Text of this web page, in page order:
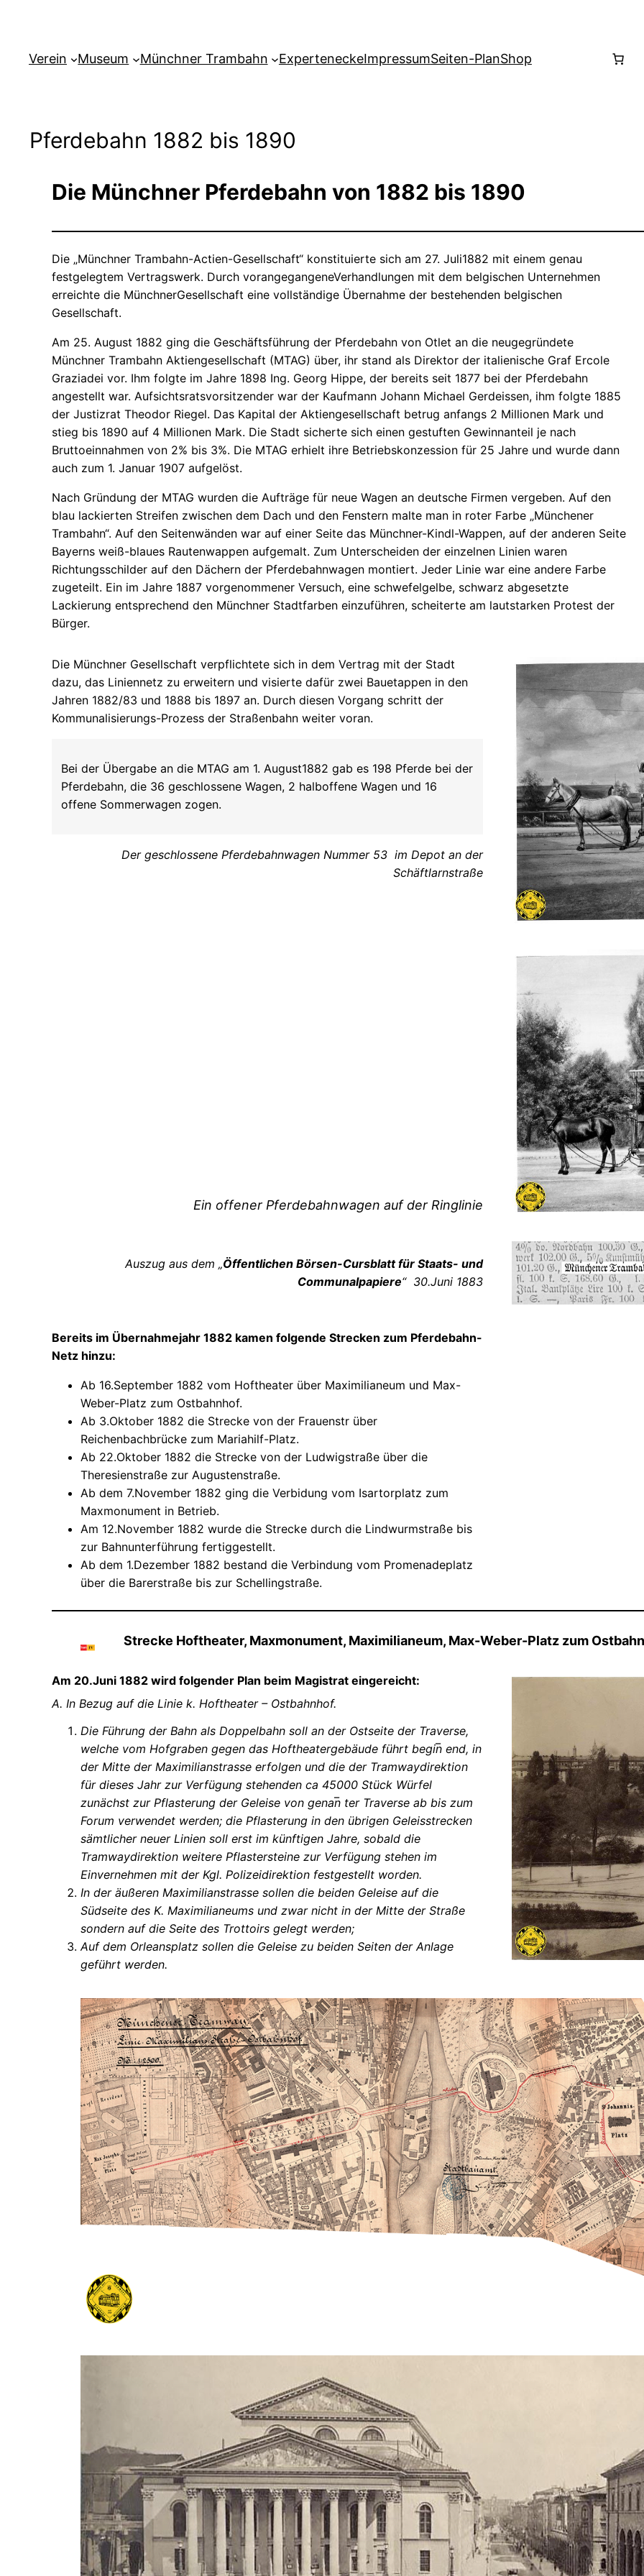
Verein Museum Münchner Trambahn ExperteneckeImpressumSeiten-PlanShop
Pferdebahn 1882 bis 1890
Die Münchner Pferdebahn von 1882 bis 1890
Die „Münchner Trambahn-Actien-Gesellschaft“ konstituierte sich am 27. Juli1882 mit einem genau
festgelegtem Vertragswerk. Durch vorangegangeneVerhandlungen mit dem belgischen Unternehmen
erreichte die MünchnerGesellschaft eine vollständige Übernahme der bestehenden belgischen
Gesellschaft.
Am 25. August 1882 ging die Geschäftsführung der Pferdebahn von Otlet an die neugegründete
Münchner Trambahn Aktiengesellschaft (MTAG) über, ihr stand als Direktor der italienische Graf Ercole
Graziadei vor. Ihm folgte im Jahre 1898 Ing. Georg Hippe, der bereits seit 1877 bei der Pferdebahn
angestellt war. Aufsichtsratsvorsitzender war der Kaufmann Johann Michael Gerdeissen, ihm folgte 1885
der Justizrat Theodor Riegel. Das Kapital der Aktiengesellschaft betrug anfangs 2 Millionen Mark und
stieg bis 1890 auf 4 Millionen Mark. Die Stadt sicherte sich einen gestuften Gewinnanteil je nach
Bruttoeinnahmen von 2% bis 3%. Die MTAG erhielt ihre Betriebskonzession für 25 Jahre und wurde dann
auch zum 1. Januar 1907 aufgelöst.
Nach Gründung der MTAG wurden die Aufträge für neue Wagen an deutsche Firmen vergeben. Auf den
blau lackierten Streifen zwischen dem Dach und den Fenstern malte man in roter Farbe „Münchener
Trambahn“. Auf den Seitenwänden war auf einer Seite das Münchner-Kindl-Wappen, auf der anderen Seite
Bayerns weiß-blaues Rautenwappen aufgemalt. Zum Unterscheiden der einzelnen Linien waren
Richtungsschilder auf den Dächern der Pferdebahnwagen montiert. Jeder Linie war eine andere Farbe
zugeteilt. Ein im Jahre 1887 vorgenommener Versuch, eine schwefelgelbe, schwarz abgesetzte
Lackierung entsprechend den Münchner Stadtfarben einzuführen, scheiterte am lautstarken Protest der
Bürger.
Die Münchner Gesellschaft verpflichtete sich in dem Vertrag mit der Stadt
dazu, das Liniennetz zu erweitern und visierte dafür zwei Bauetappen in den
Jahren 1882/83 und 1888 bis 1897 an. Durch diesen Vorgang schritt der
Kommunalisierungs-Prozess der Straßenbahn weiter voran.
Bei der Übergabe an die MTAG am 1. August1882 gab es 198 Pferde bei der
Pferdebahn, die 36 geschlossene Wagen, 2 halboffene Wagen und 16
offene Sommerwagen zogen.
Der geschlossene Pferdebahnwagen Nummer 53 im Depot an der
Schäftlarnstraße
Ein offener Pferdebahnwagen auf der Ringlinie
Auszug aus dem „Öffentlichen Börsen-Cursblatt für Staats- und
Communalpapiere“ 30.Juni 1883
Bereits im Übernahmejahr 1882 kamen folgende Strecken zum Pferdebahn-
Netz hinzu:
Ab 16.September 1882 vom Hoftheater über Maximilianeum und Max-
Weber-Platz zum Ostbahnhof.
​Ab 3.Oktober 1882 die Strecke von der Frauenstr über
Reichenbachbrücke zum Mariahilf-Platz.
Ab 22.Oktober 1882 die Strecke von der Ludwigstraße über die
Theresienstraße zur Augustenstraße.
Ab dem 7.November 1882 ging die Verbidung vom Isartorplatz zum
Maxmonument in Betrieb.
Am 12.November 1882 wurde die Strecke durch die Lindwurmstraße bis
zur Bahnunterführung fertiggestellt.
Ab dem 1.Dezember 1882 bestand die Verbindung vom Promenadeplatz
über die Barerstraße bis zur Schellingstraße.
Strecke Hoftheater, Maxmonument, Maximilianeum, Max-Weber-Platz zum
Am 20.Juni 1882 wird folgender Plan beim Magistrat eingereicht:
A. In Bezug auf die Linie k. Hoftheater – Ostbahnhof.
Die Führung der Bahn als Doppelbahn soll an der Ostseite der Traverse,
welche vom Hofgraben gegen das Hoftheatergebäude führt begin̅ end, in
der Mitte der Maximilianstrasse erfolgen und die der Tramwaydirektion
für dieses Jahr zur Verfügung stehenden ca 45000 Stück Würfel
zunächst zur Pflasterung der Geleise von genan̅ ter Traverse ab bis zum
Forum verwendet werden; die Pflasterung in den übrigen Geleisstrecken
sämtlicher neuer Linien soll erst im künftigen Jahre, sobald die
Tramwaydirektion weitere Pflastersteine zur Verfügung stehen im
Einvernehmen mit der Kgl. Polizeidirektion festgestellt worden.
In der äußeren Maximilianstrasse sollen die beiden Geleise auf die
Südseite des K. Maximilianeums und zwar nicht in der Mitte der Straße
sondern auf die Seite des Trottoirs gelegt werden;
Auf dem Orleansplatz sollen die Geleise zu beiden Seiten der Anlage
geführt werden.